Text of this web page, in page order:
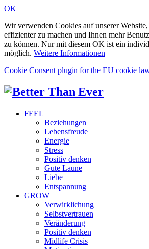
OK
Wir verwenden Cookies auf unserer
effizienter zu machen und Ihnen mehr
zu können. Nur mit diesem OK ist ein
möglich. Weitere Informationen
Cookie Consent plugin for the EU cookie
FEEL
Beziehungen
Lebensfreude
Energie
Stress
Positiv denken
Gute Laune
Liebe
Entspannung
GROW
Verwirklichung
Selbstvertrauen
Veränderung
Positiv denken
Midlife Crisis